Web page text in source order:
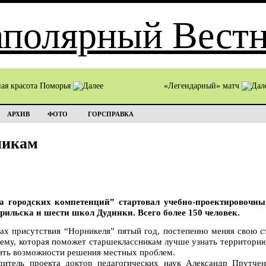
красота Поморья «Легендарный» матч
АРХИВ ФОТО ГОРСПРАВКА
компетенций” стартовал учебно-
и шести школ Дудинки. Всего более 150 человек.
присутствия “Норникеля” пятый год, постепенно меняя свою
которая поможет старшеклассникам лучше узнать
возможности решения местных проблем.
проекта доктор педагогических наук Александр